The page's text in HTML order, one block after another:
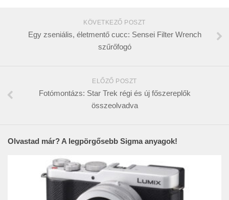
KÖVETKEZŐ POSZT
Egy zseniális, életmentő cucc: Sensei Filter Wrench
szűrőfogó
ELŐZŐ POSZT
Fotómontázs: Star Trek régi és új főszereplők
összeolvadva
Olvastad már? A legpörgősebb Sigma anyagok!